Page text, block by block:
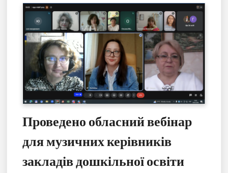
Проведено обласний вебінар
для музичних керівників
закладів дошкільної освіти